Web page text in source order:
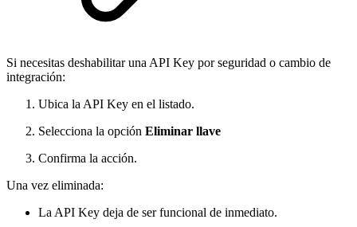
Si necesitas deshabilitar una API Key por seguridad o cambio de
integración:
Ubica la API Key en el listado.
Selecciona la opción Eliminar llave
Confirma la acción.
Una vez eliminada:
La API Key deja de ser funcional de inmediato.